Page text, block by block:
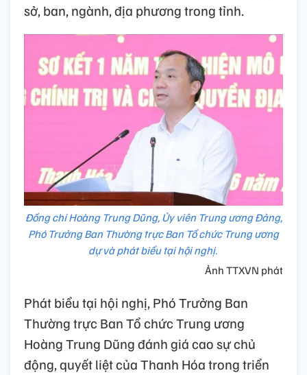
sở, ban, ngành, địa phương trong tỉnh.
Đồng chí Hoàng Trung Dũng, Ủy viên Trung ương Đảng,
Phó Trưởng Ban Thường trực Ban Tổ chức Trung ương
dự và phát biểu tại hội nghị.
Ảnh TTXVN phát
Phát biểu tại hội nghị, Phó Trưởng Ban
Thường trực Ban Tổ chức Trung ương
Hoàng Trung Dũng đánh giá cao sự chủ
động, quyết liệt của Thanh Hóa trong triển